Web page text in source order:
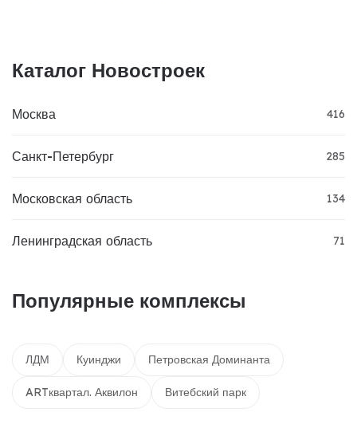
Каталог Новостроек
Москва 416
Санкт-Петербург 285
Московская область 134
Ленинградская область 71
Популярные комплексы
ЛДМ Куинджи Петровская Доминанта
ARTквартал. Аквилон Витебский парк